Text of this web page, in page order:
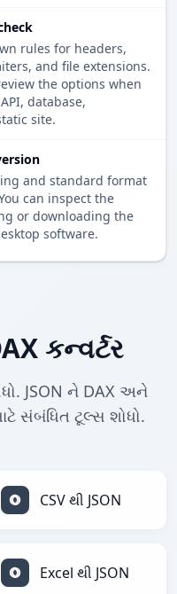
rules for headers,
and file extensions.
the options when
database,
site.
and standard format
can inspect the
or downloading the
software.
કન્વર્ટર
JSON ને DAX અને
સંબંધિત ટૂલ્સ શોધો.
CSV થી JSON
Excel થી JSON